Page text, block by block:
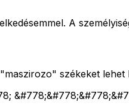
A
székeket